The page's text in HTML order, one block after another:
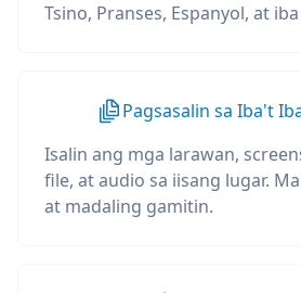
Tsino, Pranses, Espanyol, at
Pagsasalin sa Iba't
Isalin ang mga larawan,
file, at audio sa iisang lugar.
at madaling gamitin.